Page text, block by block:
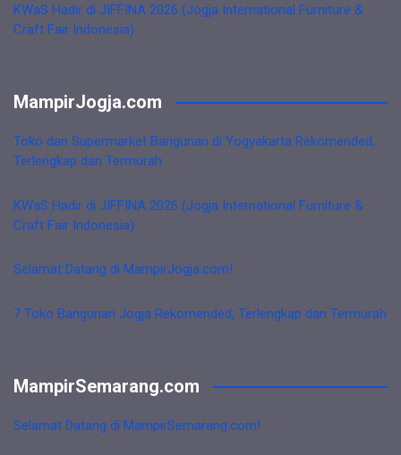
KWaS Hadir di JIFFINA 2026 (Jogja International Furniture &
Craft Fair Indonesia)
MampirJogja.com
Toko dan Supermarket Bangunan di Yogyakarta Rekomended,
Terlengkap dan Termurah
KWaS Hadir di JIFFINA 2026 (Jogja International Furniture &
Craft Fair Indonesia)
Selamat Datang di MampirJogja.com!
7 Toko Bangunan Jogja Rekomended, Terlengkap dan Termurah
MampirSemarang.com
Selamat Datang di MampirSemarang.com!